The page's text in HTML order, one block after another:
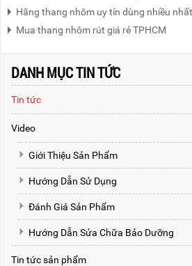
Hãng thang nhôm uy tín dùng nhiều
Mua thang nhôm rút giá rẻ TPHCM
DANH MỤC TIN TỨC
Tin tức
Video
Giới Thiệu Sản Phẩm
Hướng Dẫn Sử Dụng
Đánh Giá Sản Phẩm
Hướng Dẫn Sửa Chữa Bảo Dưỡng
Tin tức sản phẩm